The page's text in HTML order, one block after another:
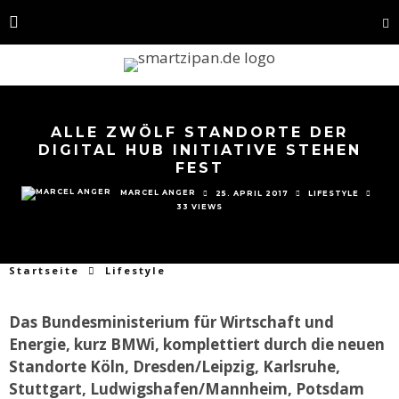
ALLE ZWÖLF STANDORTE DER
DIGITAL HUB INITIATIVE STEHEN
FEST
MARCEL ANGER 25. APRIL 2017
LIFESTYLE
33 VIEWS
Startseite Lifestyle
Das Bundesministerium für Wirtschaft und
Energie, kurz BMWi, komplettiert durch die neuen
Standorte Köln, Dresden/Leipzig, Karlsruhe,
Stuttgart, Ludwigshafen/Mannheim, Potsdam